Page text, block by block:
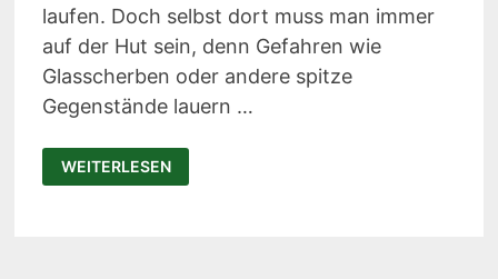
laufen. Doch selbst dort muss man immer
auf der Hut sein, denn Gefahren wie
Glasscherben oder andere spitze
Gegenstände lauern …
IGUANEYE
JUNGLE:
KOMFORTABLE
WEITERLESEN